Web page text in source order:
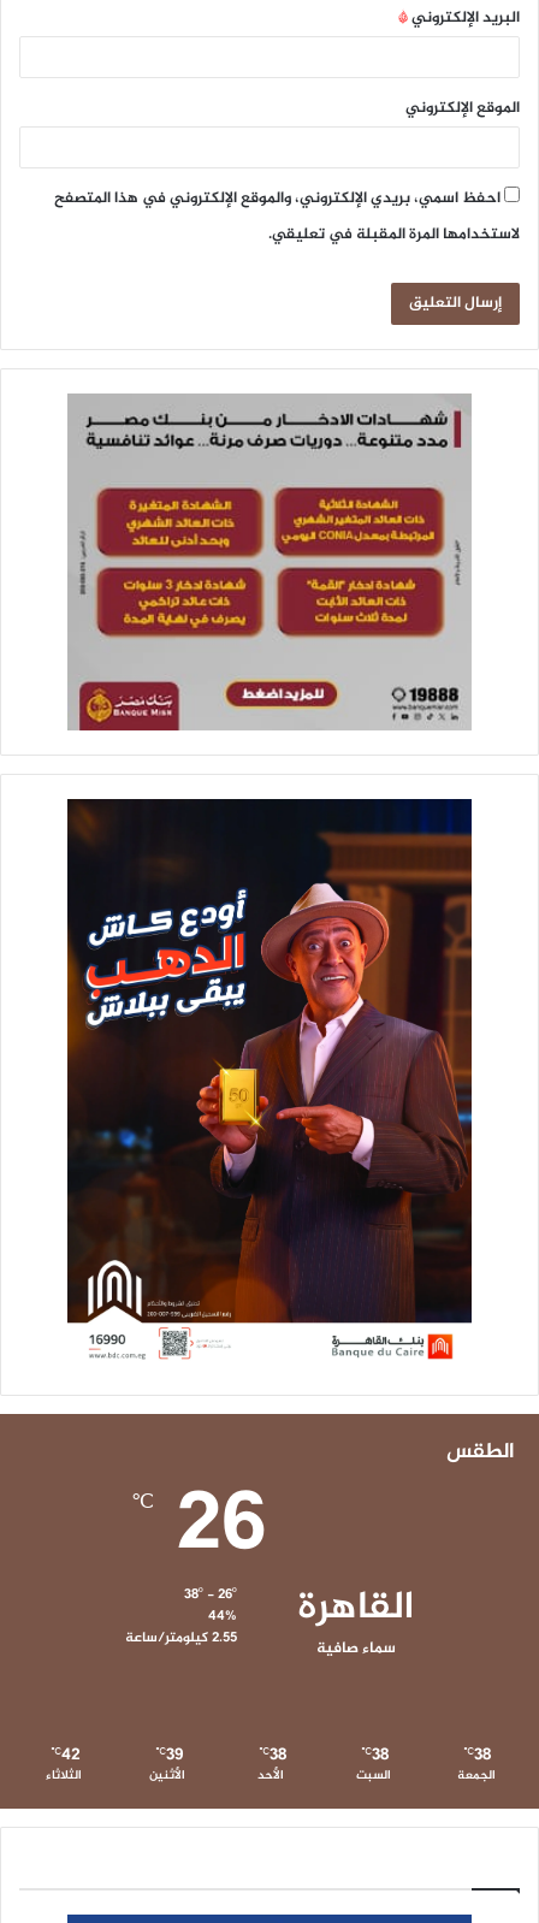
البريد الإلكتروني*
الموقع الإلكتروني
احفظ اسمي، بريدي الإلكتروني، والموقع الإلكتروني في هذا المتصفح
لاستخدامها المرة المقبلة في تعليقي.
الطقس
القاهرة
سماء صافية
26
℃
44%
2.55 كيلومتر/ساعة
38
℃
الجمعة
38
℃
السبت
38
℃
الأحد
39
℃
الأثنين
42
℃
الثلاثاء